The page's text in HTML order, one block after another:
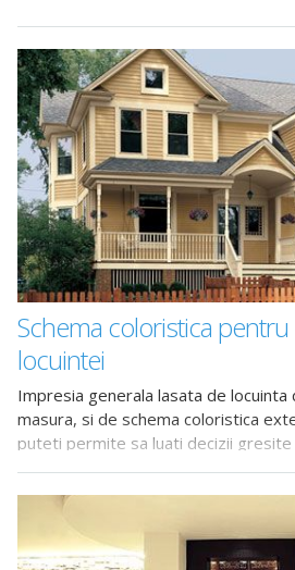
Schema coloristica
locuintei
Impresia generala lasata de locuinta
masura, si de schema coloristica
puteti permite sa luati decizii gresite
exteriorului